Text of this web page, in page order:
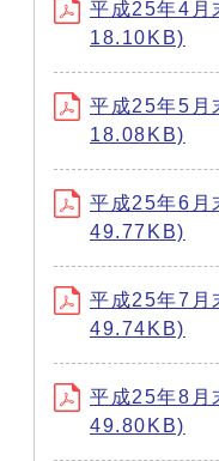
平成25年4月
18.10KB)
平成25年5月
18.08KB)
平成25年6月
49.77KB)
平成25年7月
49.74KB)
平成25年8月
49.80KB)